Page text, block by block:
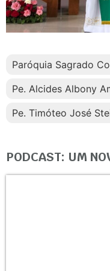
Paróquia Sagrado
Pe. Alcides Albony
Pe. Timóteo José
PODCAST: UM